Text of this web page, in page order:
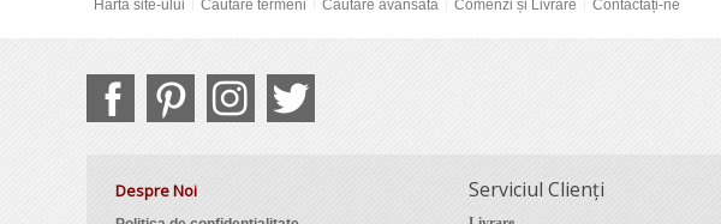
Harta site-ului Cautare termeni Căutare avansată Comenzi și Livrare Contactați-ne
Despre Noi Serviciul Clienți